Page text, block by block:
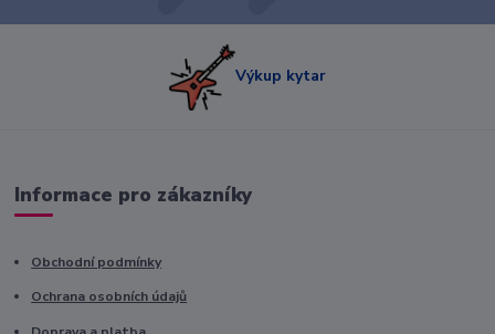
Výkup kytar
Informace pro zákazníky
Obchodní podmínky
Ochrana osobních údajů